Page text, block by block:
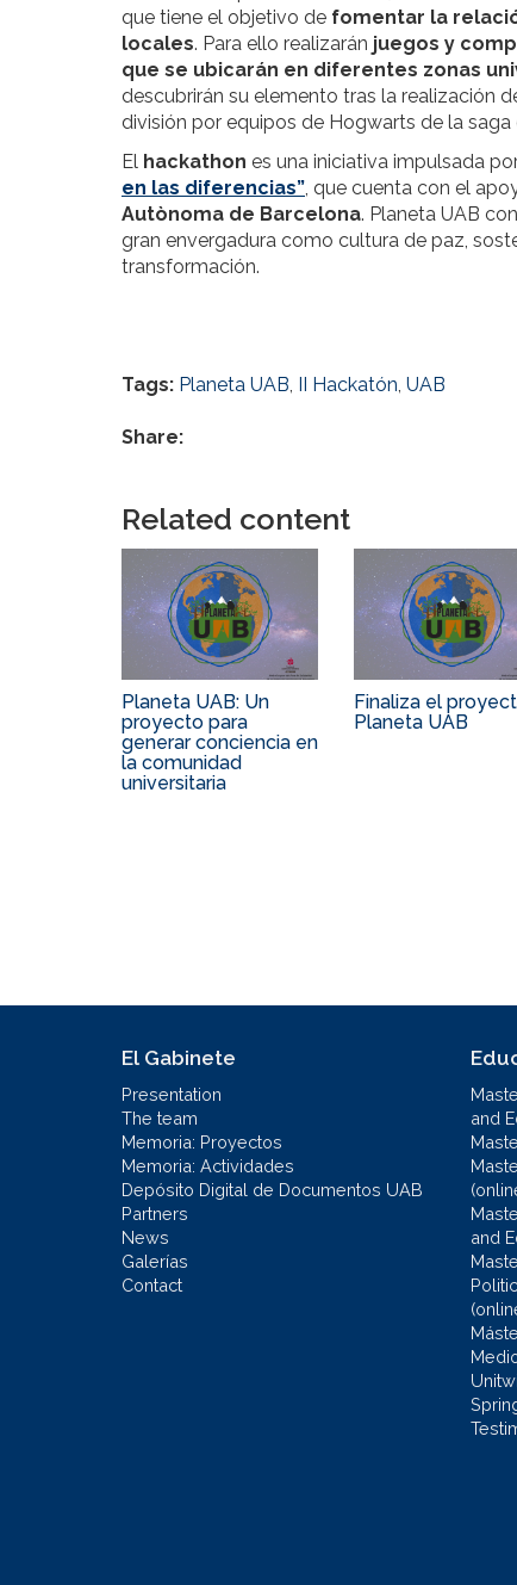
que tiene el objetivo de fomentar la
locales. Para ello realizarán juegos y
que se ubicarán en diferentes zonas
descubrirán su elemento tras la realización
división por equipos de Hogwarts de la saga
El hackathon es una iniciativa impulsada
en las diferencias”, que cuenta con el
Autònoma de Barcelona. Planeta UAB
gran envergadura como cultura de paz,
transformación.
Tags: Planeta UAB, II Hackatón, UAB
Share:
Related content
Planeta UAB: Un
proyecto para
generar conciencia en
la comunidad
universitaria
Finaliza el
Planeta UAB
El Gabinete
Presentation
The team
Memoria: Proyectos
Memoria: Actividades
Depósito Digital de Documentos UAB
Partners
News
Galerías
Contact
and
and